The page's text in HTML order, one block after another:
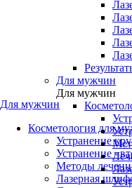
Для мужчин
Косметология для
Устранение
Устранение
Методы
Лазерная
Для мужчин
Для мужчин